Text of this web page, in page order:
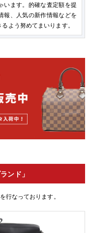
います。的確な査定額を提
報、人気の新作情報などを
よう努めてまいります。
ンド」
行なっております。